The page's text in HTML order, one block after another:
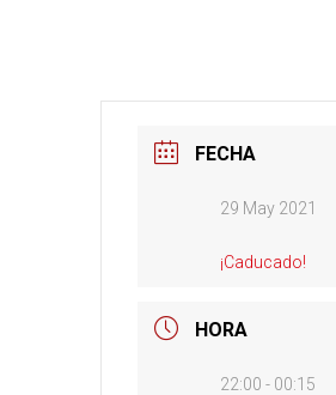
FECHA
29 May 2021
¡Caducado!
HORA
22:00 - 00:15